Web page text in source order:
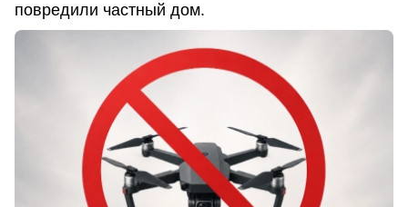
повредили частный дом.